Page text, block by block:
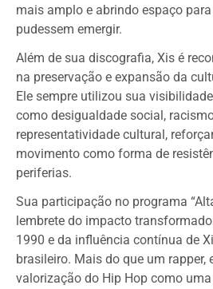
mais amplo e abrindo espaço
pudessem emergir.
Além de sua discografia, Xis é
na preservação e expansão da
Ele sempre utilizou sua
como desigualdade social,
representatividade cultural,
movimento como forma de
periferias.
Sua participação no programa
lembrete do impacto
1990 e da influência contínua de
brasileiro. Mais do que um rapper,
valorização do Hip Hop como